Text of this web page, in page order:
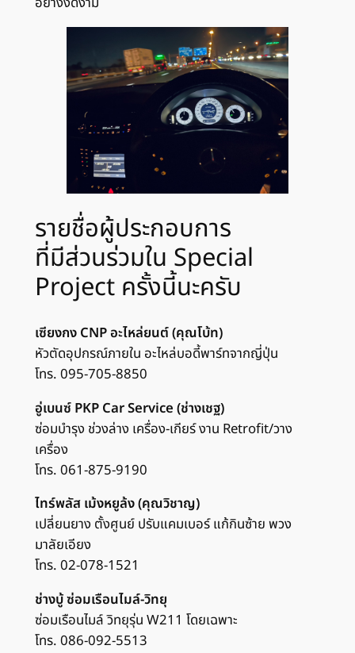
รายชื่อผู้ประกอบการ
ที่มีส่วนร่วมใน Special
Project ครั้งนี้นะครับ
เซียงกง CNP อะไหล่ยนต์ (คุณโบ้ท)
หัวตัดอุปกรณ์ภายใน อะไหล่บอดี้พาร์ทจากญี่ปุ่น
โทร. 095-705-8850
อู่เบนซ์ PKP Car Service (ช่างเชฐ)
ซ่อมบำรุง ช่วงล่าง เครื่อง-เกียร์ งาน Retrofit/วาง
เครื่อง
โทร. 061-875-9190
ไทร์พลัส เม้งหยูล้ง (คุณวิชาญ)
เปลี่ยนยาง ตั้งศูนย์ ปรับแคมเบอร์ แก้กินซ้าย พวง
มาลัยเอียง
โทร. 02-078-1521
ช่างบู้ ซ่อมเรือนไมล์-วิทยุ
ซ่อมเรือนไมล์ วิทยุรุ่น W211 โดยเฉพาะ
โทร. 086-092-5513